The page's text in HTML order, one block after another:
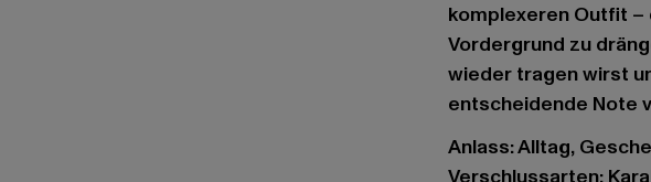
komplexeren Outfit –
Vordergrund zu
wieder tragen wirst
entscheidende Note
Anlass: Alltag,